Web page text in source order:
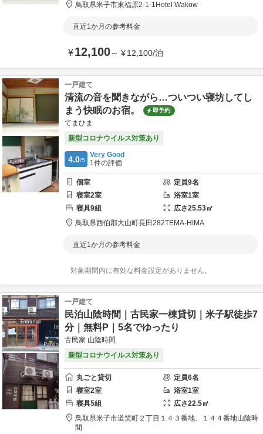
鳥取県米子市東福原2-1-1 Hotel Wakow
直近1か月の参考料金
¥12,100～ ¥12,100/泊
一戸建て
清流の音を聞きながら…ついつい寝坊してし
まう快眠のお宿。
即予約
てまひま
新型コロナウイルス対策あり
4.0/5
Very Good
1件の評価
個室 定員9名
寝室2室 浴室1室
寝具9組 広さ25.53㎡
鳥取県西伯郡大山町長田282TEMA-HIMA
直近1か月の参考料金
対象期間内に有効な料金設定がありません。
一戸建て
民泊山陰時間｜古民家一棟貸切｜米子駅徒歩7
分｜無料P｜5名でゆったり
古民家 山陰時間
新型コロナウイルス対策あり
丸ごと貸切 定員6名
寝室2室 浴室1室
寝具5組 広さ22.5㎡
鳥取県米子市道笑町２丁目１４３番地、１４４番地山陰時
間